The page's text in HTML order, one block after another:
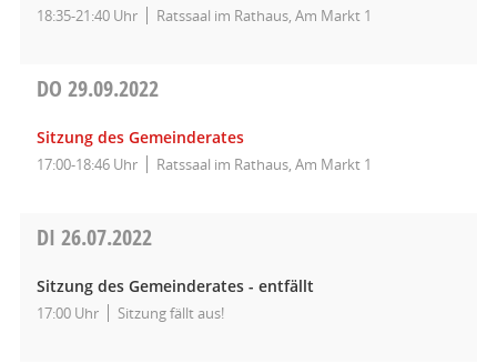
18:35-21:40 Uhr Ratssaal im Rathaus, Am Markt 1
DO 29.09.2022
Sitzung des Gemeinderates
17:00-18:46 Uhr Ratssaal im Rathaus, Am Markt 1
DI 26.07.2022
Sitzung des Gemeinderates - entfällt
17:00 Uhr Sitzung fällt aus!